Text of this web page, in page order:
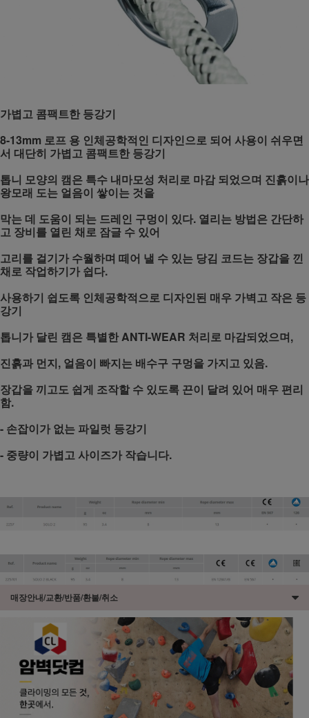
가볍고 콤팩트한 등강기
8-13mm 로프 용 인체공학적인 디자인으로 되어 사용이 쉬우면
서 대단히 가볍고 콤팩트한 등강기
톱니 모양의 캠은 특수 내마모성 처리로 마감 되었으며 진흙이나
왕모래 도는 얼음이 쌓이는 것을
막는 데 도움이 되는 드레인 구멍이 있다. 열리는 방법은 간단하
고 장비를 열린 채로 잠글 수 있어
고리를 걸기가 수월하며 떼어 낼 수 있는 당김 코드는 장갑을 낀
채로 작업하기가 쉽다.
사용하기 쉽도록 인체공학적으로 디자인된 매우 가벽고 작은 등
강기
톱니가 달린 캠은 특별한 ANTI-WEAR 처리로 마감되었으며,
진흙과 먼지, 얼음이 빠지는 배수구 구멍을 가지고 있음.
장갑을 끼고도 쉽게 조작할 수 있도록 끈이 달려 있어 매우 편리
함.
- 손잡이가 없는 파일럿 등강기
- 중량이 가볍고 사이즈가 작습니다.
매장안내/교환/반품/환불/취소